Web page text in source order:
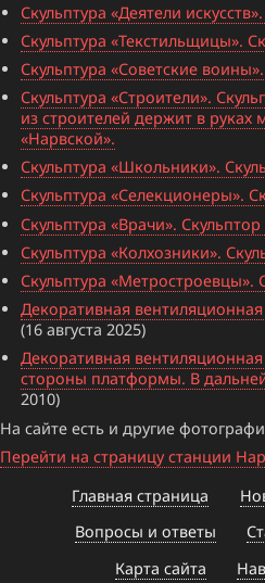
Скульптура «Деятели
Скульптура «Текстильщицы».
Скульптура «Советские
Скульптура «Строители».
из строителей держит в руках
«Нарвской».
Скульптура «Школьники».
Скульптура «Селекционеры».
Скульптура «Врачи».
Скульптура «Колхозники».
Скульптура «Метростроевцы».
Декоративная
(16 августа 2025)
Декоративная
стороны платформы. В
2010)
На сайте есть и другие
Перейти на страницу станции
Главная страница
Вопросы и ответы
Карта сайта